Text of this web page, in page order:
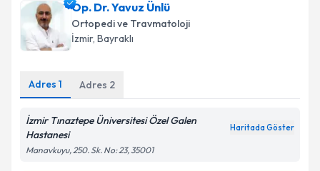
takvim hazırlandığında e-posta ile bilgilendireceğiz.
E-posta Adresiniz
Metni'ni okudum ve kişisel verilerimin belirtilen
kapsamda işlenmesini kabul ediyorum.
Op. Dr. Yavuz Ünlü
Ortopedi ve Travmatoloji
İzmir, Bayraklı
Adres 1 Adres 2
İzmir Tınaztepe Üniversitesi Özel Galen
Hastanesi
Haritada Göster
Manavkuyu, 250. Sk. No: 23, 35001